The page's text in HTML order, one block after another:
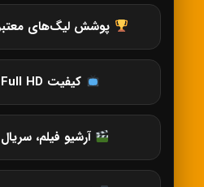
پوشش لیگ‌های معتبر و
کیفیت SD، HD، Full HD و 4K
آرشیو فیلم،